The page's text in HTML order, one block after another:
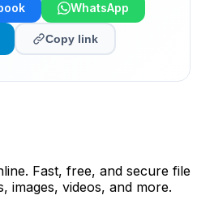
WhatsApp
Copy link
Fast, free, and secure file
images, videos, and more.